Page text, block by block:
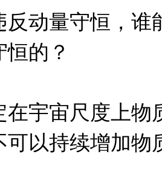
反动量守恒，谁
的？
在宇宙尺度上物
可以持续增加物